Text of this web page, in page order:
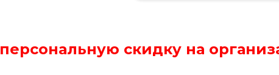
персональную скидку на